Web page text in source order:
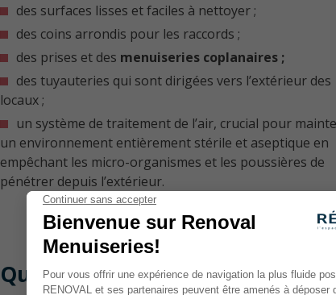
des surfaces lisses et faciles à nettoyer ;
des coins arrondis pour les raccords ;
des prises et des menuiseries coplanaires ;
des tuyauteries qui sont dirigées vers l’extérieur des
locaux ;
un système de traitement de l’air, crucial pour
un environnement entièrement stérile et aseptique en
empêchant les micro-organismes et les poussières de
pénétrer depuis l’extérieur.
Quelle est la réglementation